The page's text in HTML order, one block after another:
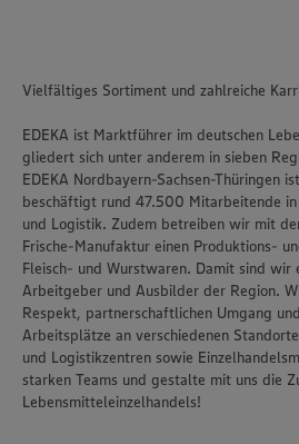
Vielfältiges Sortiment und zahlreiche
EDEKA ist Marktführer im deutschen
gliedert sich unter anderem in sieben
EDEKA Nordbayern-Sachsen-Thüringen
beschäftigt rund 47.500 Mitarbeitende
und Logistik. Zudem betreiben wir mit
Frische-Manufaktur einen Produktions-
Fleisch- und Wurstwaren. Damit sind wir
Arbeitgeber und Ausbilder der Region.
Respekt, partnerschaftlichen Umgang
Arbeitsplätze an verschiedenen
und Logistikzentren sowie
starken Teams und gestalte mit uns die
Lebensmitteleinzelhandels!